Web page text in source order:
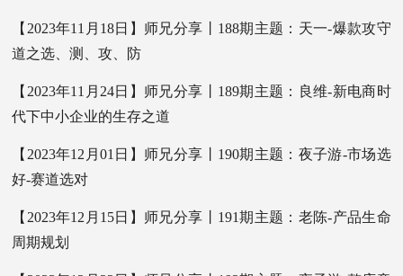
【2023年11月18日】师兄分享丨188期主题：天一-爆款攻守
道之选、测、攻、防
【2023年11月24日】师兄分享丨189期主题：良维-新电商时
代下中小企业的生存之道
【2023年12月01日】师兄分享丨190期主题：夜子游-市场选
好-赛道选对
【2023年12月15日】师兄分享丨191期主题：老陈-产品生命
周期规划